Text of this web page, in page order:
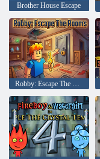
Brother House Escape
Robby: Escape The Rooms